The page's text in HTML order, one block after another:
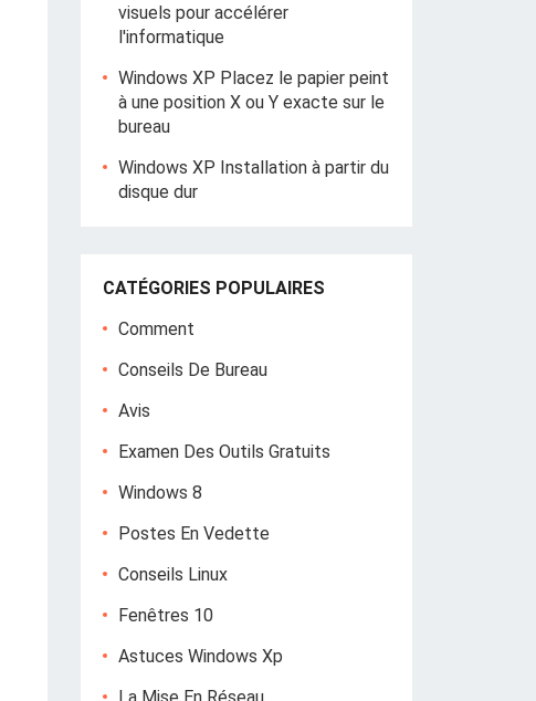
visuels pour accélérer
l'informatique
Windows XP Placez le papier peint
à une position X ou Y exacte sur le
bureau
Windows XP Installation à partir du
disque dur
CATÉGORIES POPULAIRES
Comment
Conseils De Bureau
Avis
Examen Des Outils Gratuits
Windows 8
Postes En Vedette
Conseils Linux
Fenêtres 10
Astuces Windows Xp